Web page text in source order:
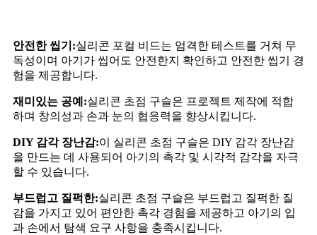
안전한 씹기:실리콘 포컬 비드는 엄격한 테스트를 거쳐 무
독성이며 아기가 씹어도 안전한지 확인하고 안전한 씹기 경
험을 제공합니다.
재미있는 공예:실리콘 초점 구슬은 프로젝트 제작에 적합
하며 창의성과 손과 눈의 협응력을 향상시킵니다.
DIY 감각 장난감:이 실리콘 초점 구슬은 DIY 감각 장난감
을 만드는 데 사용되어 아기의 촉각 및 시각적 감각을 자극
할 수 있습니다.
부드럽고 질퍽한:실리콘 초점 구슬은 부드럽고 질퍽한 질
감을 가지고 있어 편안한 촉각 경험을 제공하고 아기의 입
과 손에서 탐색 요구 사항을 충족시킵니다.